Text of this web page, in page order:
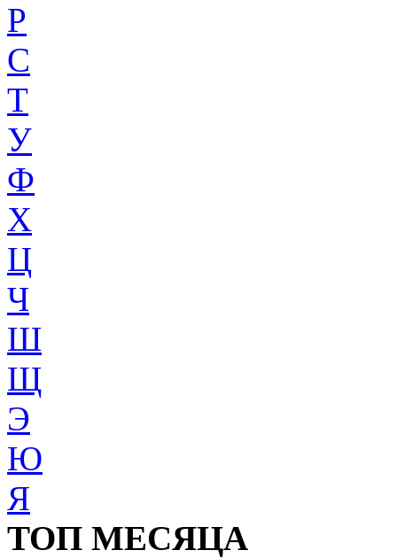
Р
С
Т
У
Ф
Х
Ц
Ч
Ш
Щ
Э
Ю
Я
ТОП МЕСЯЦА